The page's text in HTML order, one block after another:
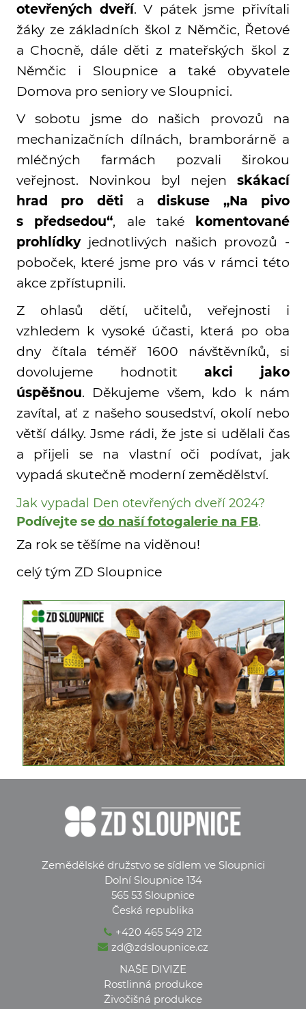
otevřených dveří. V pátek jsme přivítali
žáky ze základních škol z Němčic, Řetové
a Chocně, dále děti z mateřských škol z
Němčic i Sloupnice a také obyvatele
Domova pro seniory ve Sloupnici.
V sobotu jsme do našich provozů na
mechanizačních dílnách, bramborárně a
mléčných farmách pozvali širokou
veřejnost. Novinkou byl nejen skákací
hrad pro děti adiskuse „Na pivo
s předsedou“, ale také
komentované
prohlídky jednotlivých našich provozů -
poboček, které jsme pro vás v rámci této
akce zpřístupnili.
Z ohlasů dětí, učitelů, veřejnosti i
vzhledem k vysoké účasti, která po oba
dny čítala téměř 1600 návštěvníků, si
dovolujeme hodnotitakci jako
úspěšnou. Děkujeme všem, kdo k nám
zavítal, ať z našeho sousedství, okolí nebo
větší dálky. Jsme rádi, že jste si udělali čas
a přijeli se na vlastní oči podívat, jak
vypadá skutečně moderní zemědělství.
Jak vypadal Den otevřených dveří 2024?
Podívejte se do naší fotogalerie na FB.
Za rok se těšíme na viděnou!
celý tým ZD Sloupnice
Zemědělské družstvo se sídlem ve Sloupnici
Dolní Sloupnice 134
565 53 Sloupnice
Česká republika
+420 465 549 212
zd@zdsloupnice.cz
NAŠE DIVIZE
Rostlinná produkce
Živočišná produkce